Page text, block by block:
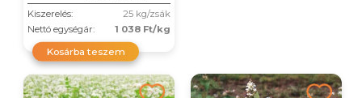
Kiszerelés:
25 kg/zsák
Nettó egységár:
1 038 Ft/kg
Kosárba teszem